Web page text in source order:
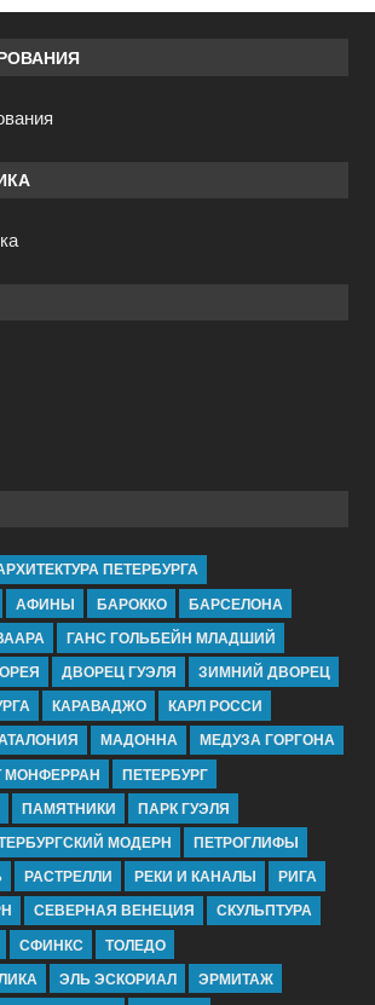
ПЕТЕРБУРГА
АФИНЫ БАРОККО
БАРСЕЛОНА
ГАНС ГОЛЬБЕЙН МЛАДШИЙ
ДВОРЕЦ ГУЭЛЯ
ЗИМНИЙ ДВОРЕЦ
КАРАВАДЖО
КАРЛ РОССИ
МАДОННА
МЕДУЗА ГОРГОНА
МОНФЕРРАН
ПЕТЕРБУРГ
ПАМЯТНИКИ
ПАРК ГУЭЛЯ
МОДЕРН
ПЕТРОГЛИФЫ
РАСТРЕЛЛИ РЕКИ И КАНАЛЫ
РИГА
СЕВЕРНАЯ ВЕНЕЦИЯ
СКУЛЬПТУРА
СФИНКС
ТОЛЕДО
ЭЛЬ ЭСКОРИАЛ
ЭРМИТАЖ